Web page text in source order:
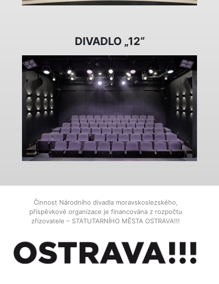
DIVADLO „12“
Činnost Národního divadla moravskoslezského,
příspěvkové organizace je financována z rozpočtu
zřizovatele – STATUTARNÍHO MĚSTA OSTRAVA!!!